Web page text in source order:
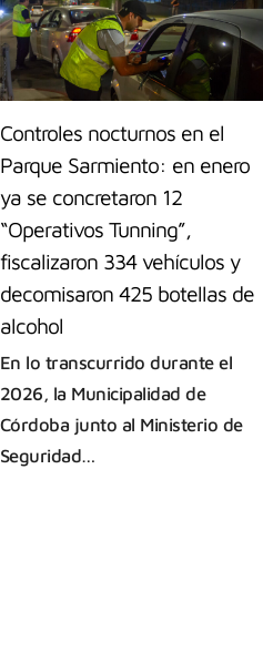
Controles nocturnos en el
Parque Sarmiento: en enero
ya se concretaron 12
“Operativos Tunning”,
fiscalizaron 334 vehículos y
decomisaron 425 botellas de
alcohol
En lo transcurrido durante el
2026, la Municipalidad de
Córdoba junto al Ministerio de
Seguridad…